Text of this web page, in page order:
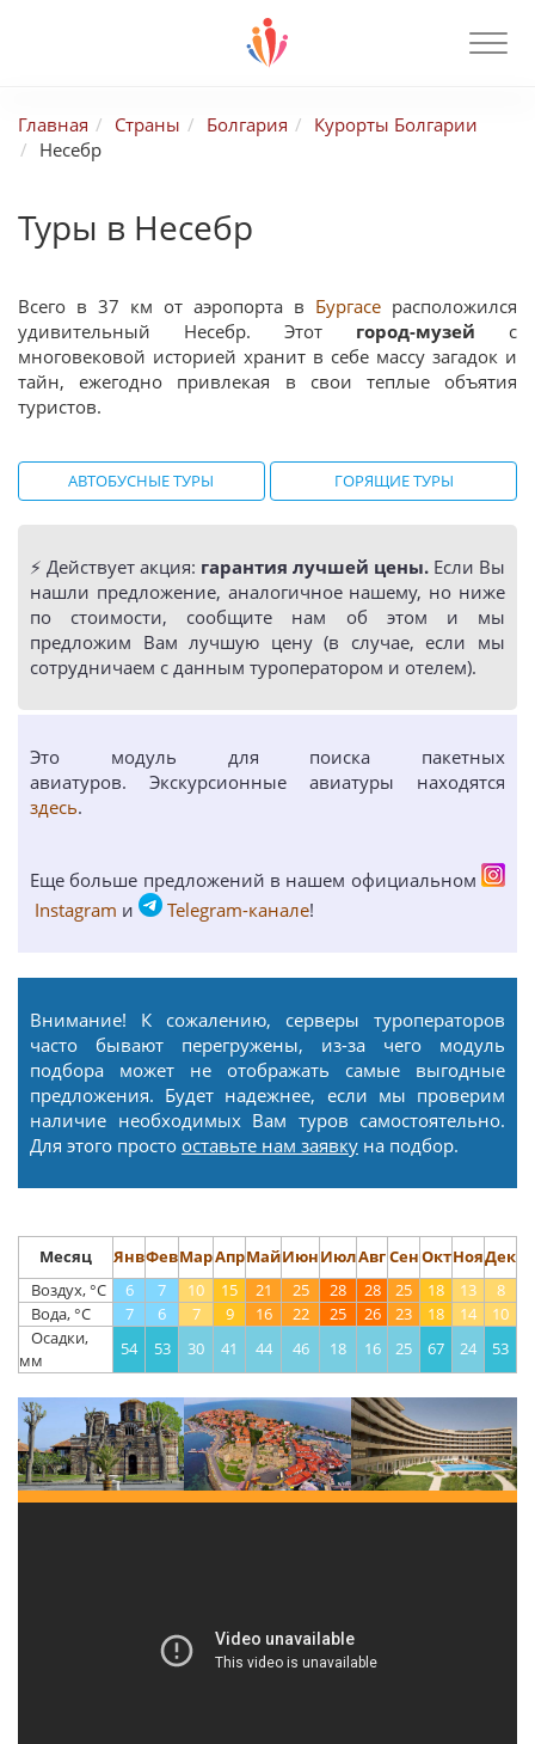
Главная Страны Болгария
Курорты Болгарии
Несебр
Туры в Несебр
Всего в 37 км от аэропорта в Бургасе расположился
удивительный Несебр. Этот город-музей с
многовековой историей хранит в себе массу загадок и
тайн, ежегодно привлекая в свои теплые объятия
туристов.
АВТОБУСНЫЕ ТУРЫ ГОРЯЩИЕ ТУРЫ
⚡️ Действует акция: гарантия лучшей цены. Если Вы
нашли предложение, аналогичное нашему, но ниже
по стоимости, сообщите нам об этом и мы
предложим Вам лучшую цену (в случае, если мы
сотрудничаем с данным туроператором и отелем).
Это модуль для поиска пакетных
авиатуров. Экскурсионные авиатуры находятся
здесь.
Еще больше предложений в нашем официальном
Instagram и Telegram-канале!
Внимание! К сожалению, серверы туроператоров
часто бывают перегружены, из-за чего модуль
подбора может не отображать самые выгодные
предложения. Будет надежнее, если мы проверим
наличие необходимых Вам туров самостоятельно.
Для этого просто оставьте нам заявку на подбор.
Месяц ЯнвФевМарАпрМайИюнИюлАвгСенОктНояДек
Воздух, °С
6 7 10 15 21 25 28 28 25 18 13
8
Вода, °С
7 6 7 9 16 22 25 26 23 18 14
10
Осадки,
мм
54 53 30 41 44 46 18 16 25 67 24 53